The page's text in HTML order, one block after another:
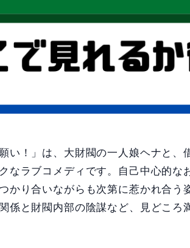
い！」は、大財閥の一人娘ヘナと
なラブコメディです。自己中心的な
かり合いながらも次第に惹かれ合う
係と財閥内部の陰謀など、見どころ